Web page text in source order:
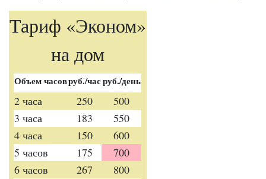
Тариф «Эконом»
на дом
Объем часовруб./часруб./день
2 часа 250
500
3 часа
183
550
4 часа
150
600
5 часов
175
700
6 часов
267
800